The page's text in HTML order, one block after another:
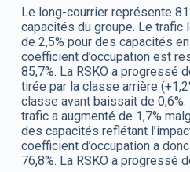
Le long-courrier représente
capacités du groupe. Le trafic
de 2,5% pour des capacités
coefficient d’occupation est
85,7%. La RSKO a progressé
tirée par la classe arrière
classe avant baissait de 0,6%.
trafic a augmenté de 1,7%
des capacités reflétant
coefficient d’occupation a
76,8%. La RSKO a progressé